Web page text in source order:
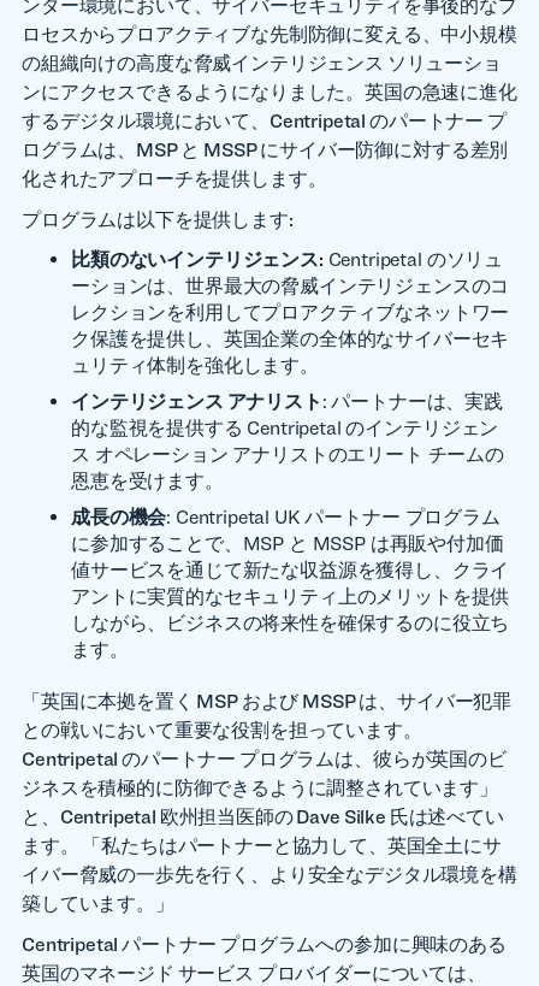
ンター環境において、サイバーセキュリティを事後的なプ
ロセスからプロアクティブな先制防御に変える、中小規模
の組織向けの高度な脅威インテリジェンス ソリューショ
ンにアクセスできるようになりました。英国の急速に進化
するデジタル環境において、Centripetal のパートナー プ
ログラムは、MSP と MSSP にサイバー防御に対する差別
化されたアプローチを提供します。
プログラムは以下を提供します:
比類のないインテリジェンス: Centripetal のソリュ
ーションは、世界最大の脅威インテリジェンスのコ
レクションを利用してプロアクティブなネットワー
ク保護を提供し、英国企業の全体的なサイバーセキ
ュリティ体制を強化します。
インテリジェンス アナリスト : パートナーは、実践
的な監視を提供する Centripetal のインテリジェン
ス オペレーション アナリストのエリート チームの
恩恵を受けます。
成長の機会: Centripetal UK パートナー プログラム
に参加することで、MSP と MSSP は再販や付加価
値サービスを通じて新たな収益源を獲得し、クライ
アントに実質的なセキュリティ上のメリットを提供
しながら、ビジネスの将来性を確保するのに役立ち
ます。
「英国に本拠を置く MSP および MSSP は、サイバー犯罪
との戦いにおいて重要な役割を担っています。
Centripetal のパートナー プログラムは、彼らが英国のビ
ジネスを積極的に防御できるように調整されています」
と、Centripetal 欧州担当医師の Dave Silke 氏は述べてい
ます。 「私たちはパートナーと協力して、英国全土にサ
イバー脅威の一歩先を行く、より安全なデジタル環境を構
築しています。」
Centripetal パートナー プログラムへの参加に興味のある
英国のマネージド サービス プロバイダーについては、